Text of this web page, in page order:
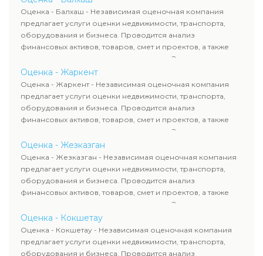
рассчитывают ущерб. Все отчеты соответствуют
требованиям законодательства и используются для
сделок, кредитования и судебных процессов.
Оценка - Балхаш - Независимая оценочная компания
предлагает услуги оценки недвижимости, транспорта,
оборудования и бизнеса. Проводится анализ
финансовых активов, товаров, смет и проектов, а также
оценка животных и недропользования. Эксперты
определяют рыночную стоимость имущества и
рассчитывают ущерб. Все отчеты соответствуют
требованиям законодательства и используются для
сделок, кредитования и судебных процессов.
Оценка - Жаркент
Оценка - Жаркент - Независимая оценочная компания
предлагает услуги оценки недвижимости, транспорта,
оборудования и бизнеса. Проводится анализ
финансовых активов, товаров, смет и проектов, а также
оценка животных и недропользования. Эксперты
определяют рыночную стоимость имущества и
рассчитывают ущерб. Все отчеты соответствуют
требованиям законодательства и используются для
сделок, кредитования и судебных процессов.
Оценка - Жезказган
Оценка - Жезказган - Независимая оценочная компания
предлагает услуги оценки недвижимости, транспорта,
оборудования и бизнеса. Проводится анализ
финансовых активов, товаров, смет и проектов, а также
оценка животных и недропользования. Эксперты
определяют рыночную стоимость имущества и
рассчитывают ущерб. Все отчеты соответствуют
требованиям законодательства и используются для
сделок, кредитования и судебных процессов.
Оценка - Кокшетау
Оценка - Кокшетау - Независимая оценочная компания
предлагает услуги оценки недвижимости, транспорта,
оборудования и бизнеса. Проводится анализ